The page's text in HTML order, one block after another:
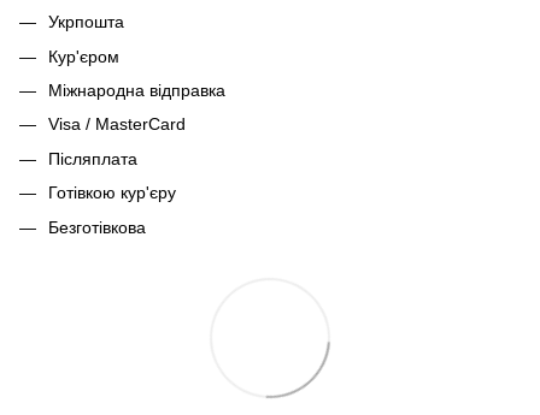
Укрпошта
Кур'єром
Міжнародна відправка
Visa / MasterCard
Післяплата
Готівкою кур'єру
Безготівкова